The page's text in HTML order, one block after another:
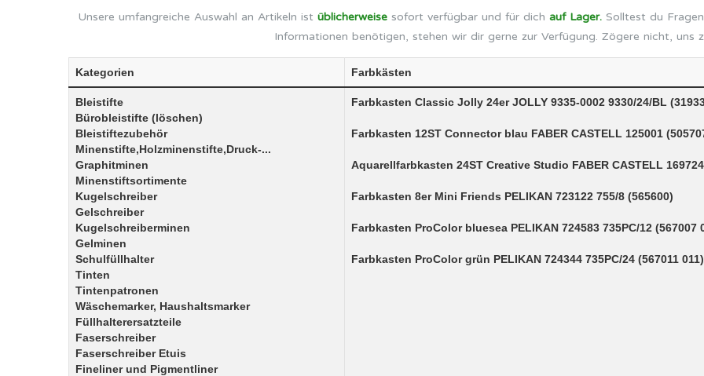
Unsere umfangreiche Auswahl an Artikeln ist üblicherweisesofort verfügbar und für dich auf Lager.Solltest du
Informationen benötigen, stehen wir dir gerne zur Verfügung. Zögere nicht, uns
Kategorien Farbkästen
Bleistifte
Bürobleistifte (löschen)
Bleistiftezubehör
Minenstifte,Holzminenstifte,Druck-...
Graphitminen
Minenstiftsortimente
Kugelschreiber
Gelschreiber
Kugelschreiberminen
Gelminen
Schulfüllhalter
Tinten
Tintenpatronen
Wäschemarker, Haushaltsmarker
Füllhalterersatzteile
Faserschreiber
Faserschreiber Etuis
Fineliner und Pigmentliner
Farbkasten Classic Jolly 24er JOLLY 9335-0002 9330/24/BL
Farbkasten 12ST Connector blau FABER CASTELL 125001
Aquarellfarbkasten 24ST Creative Studio FABER CASTELL
Farbkasten 8er Mini Friends PELIKAN 723122 755/8 (565600)
Farbkasten ProColor bluesea PELIKAN 724583 735PC/12 (567007
Farbkasten ProColor grün PELIKAN 724344 735PC/24 (567011 011)